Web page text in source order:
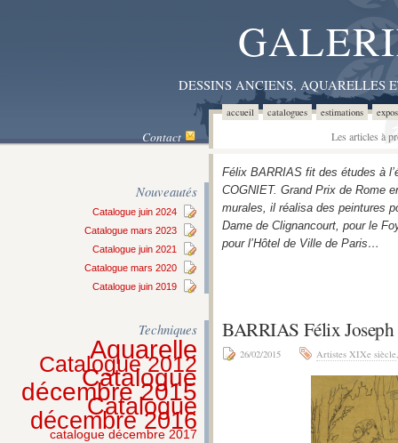
DESSINS ANCIENS,
accueil catalogues estimations
Contact Les articles à
Nouveautés
Catalogue juin 2024
Catalogue mars 2023
Catalogue juin 2021
Catalogue mars 2020
Catalogue juin 2019
Techniques
Aquarelle
Catalogue 2012
Catalogue
décembre 2015
Catalogue
décembre 2016
catalogue décembre 2017
Félix BARRIAS fit des études à
COGNIET. Grand Prix de Rome
murales, il réalisa des peintures
Dame de Clignancourt, pour le
pour l’Hôtel de Ville de Paris…
BARRIAS Félix
26/02/2015 Artistes XIXe siècle